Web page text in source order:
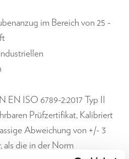
im Bereich von 25 -
EN ISO 6789-2:2017 Typ II
Prüfzertifikat, Kalibriert
Abweichung von +/- 3
als die in der Norm